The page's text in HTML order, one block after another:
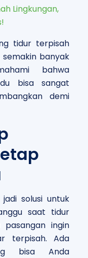
Lingkungan,
tidur terpisah
banyak
bahwa
bisa sangat
demi
solusi untuk
saat tidur
ingin
terpisah. Ada
bisa Anda